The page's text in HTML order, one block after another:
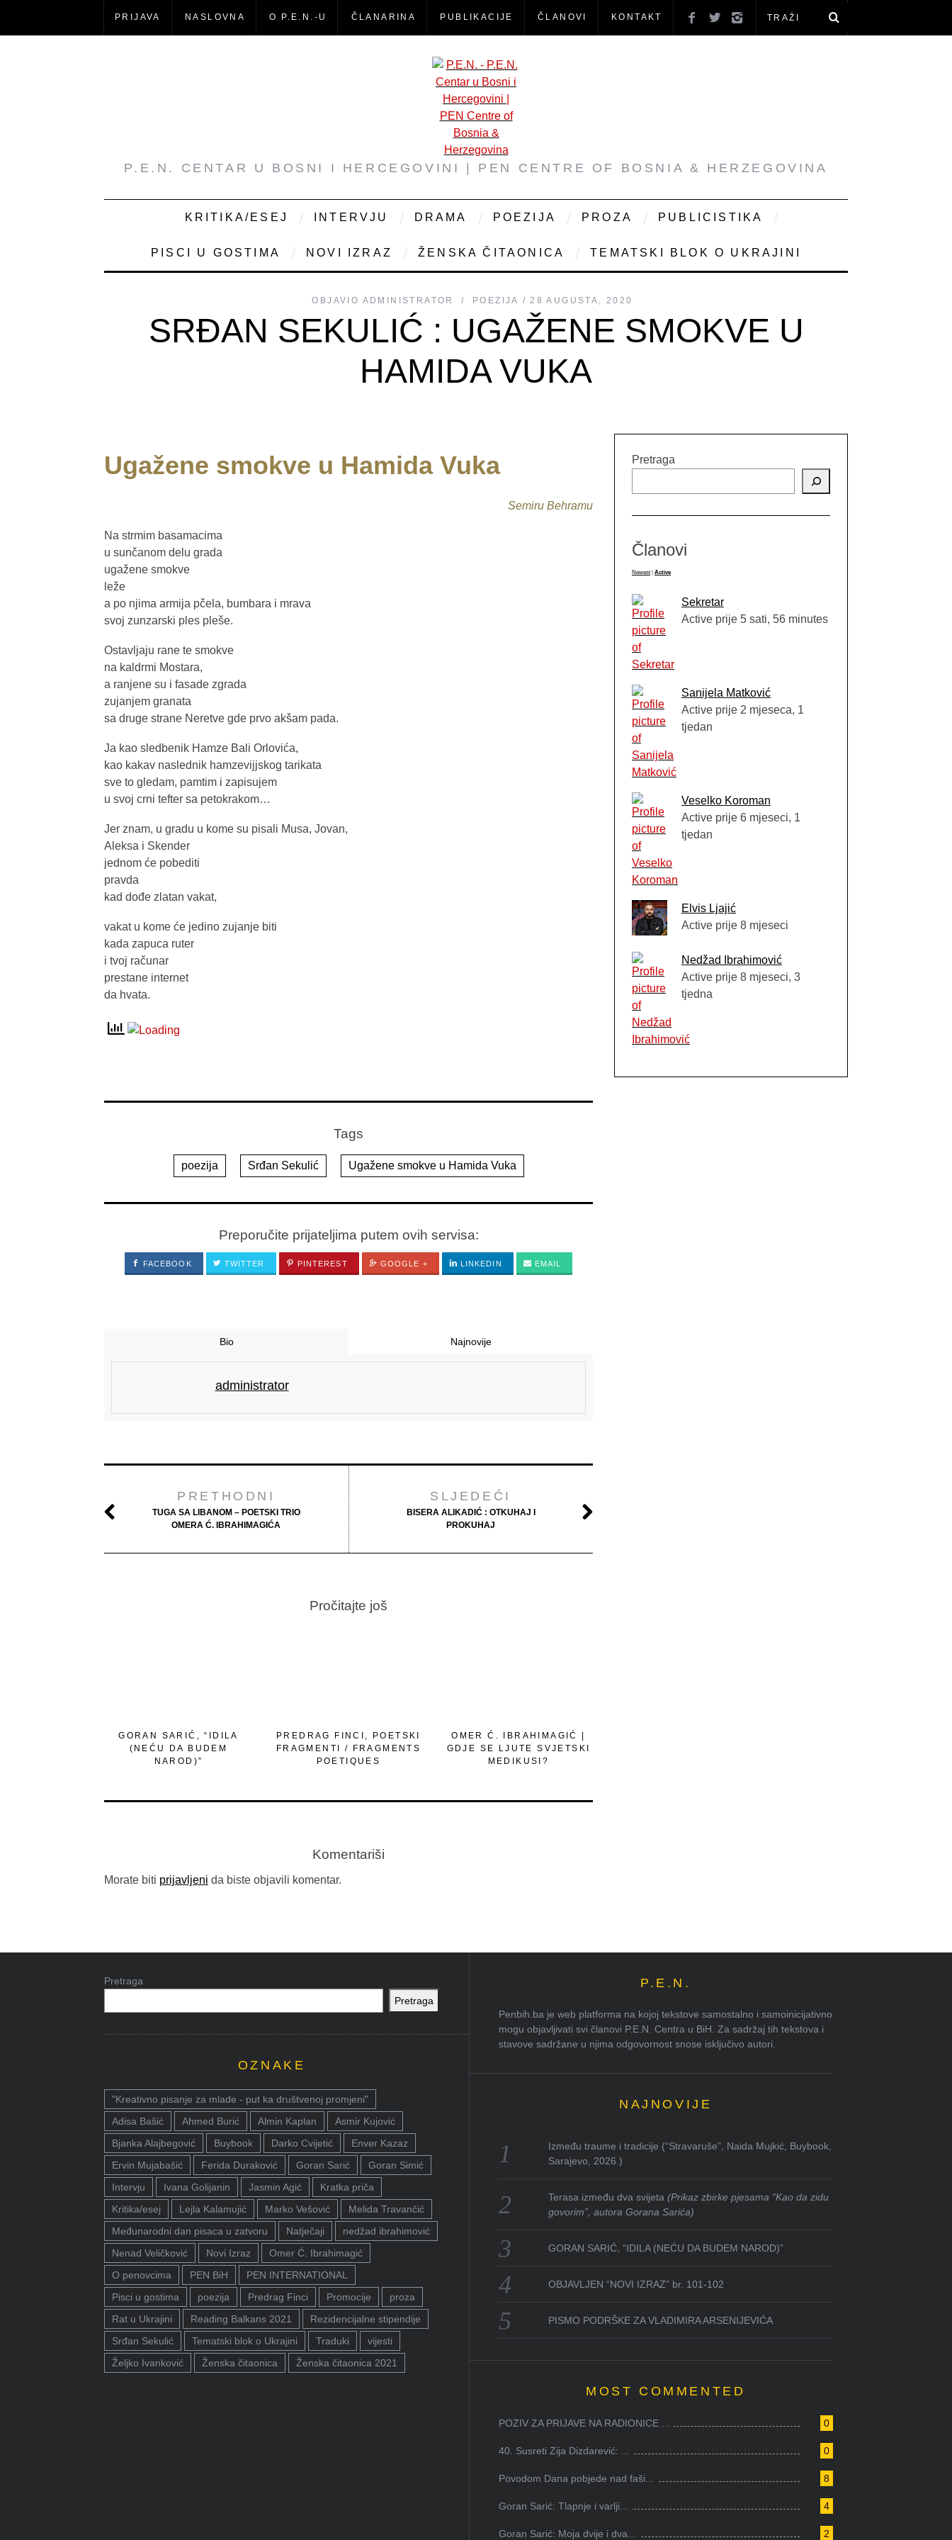
PRIJAVA NASLOVNA O P.E.N.-U ČLANARINA PUBLIKACIJE ČLANOVI KONTAKT
P.E.N. CENTAR U BOSNI I HERCEGOVINI | PEN CENTRE OF BOSNIA & HERZEGOVINA
KRITIKA/ESEJ INTERVJU DRAMA POEZIJA PROZA PUBLICISTIKA
PISCI U GOSTIMA NOVI IZRAZ ŽENSKA ČITAONICA TEMATSKI BLOK O UKRAJINI
OBJAVIO ADMINISTRATOR POEZIJA 28 AUGUSTA, 2020
SRĐAN SEKULIĆ : UGAŽENE SMOKVE U
HAMIDA VUKA
Ugažene smokve u Hamida Vuka
Semiru Behramu
Na strmim basamacima
u sunčanom delu grada
ugažene smokve
leže
a po njima armija pčela, bumbara i mrava
svoj zunzarski ples pleše.
Ostavljaju rane te smokve
na kaldrmi Mostara,
a ranjene su i fasade zgrada
zujanjem granata
sa druge strane Neretve gde prvo akšam pada.
Ja kao sledbenik Hamze Bali Orlovića,
kao kakav naslednik hamzevijjskog tarikata
sve to gledam, pamtim i zapisujem
u svoj crni tefter sa petokrakom…
Jer znam, u gradu u kome su pisali Musa, Jovan,
Aleksa i Skender
jednom će pobediti
pravda
kad dođe zlatan vakat,
vakat u kome će jedino zujanje biti
kada zapuca ruter
i tvoj računar
prestane internet
da hvata.
Tags
poezija Srđan Sekulić Ugažene smokve u Hamida Vuka
Preporučite prijateljima putem ovih servisa:
FACEBOOK TWITTER PINTEREST GOOGLE + LINKEDIN EMAIL
Bio Najnovije
administrator
PRETHODNI
TUGA SA LIBANOM – POETSKI TRIO
OMERA Ć. IBRAHIMAGIĆA
SLJEDEĆI
BISERA ALIKADIĆ : OTKUHAJ I
PROKUHAJ
Pročitajte još
GORAN SARIĆ, “IDILA
(NEĆU DA BUDEM
NAROD)”
PREDRAG FINCI, POETSKI
FRAGMENTI / FRAGMENTS
POETIQUES
OMER Ć. IBRAHIMAGIĆ |
GDJE SE LJUTE SVJETSKI
MEDIKUSI?
Komentariši
Morate biti prijavljeni da biste objavili komentar.
Pretraga
Članovi
Newest Active
Sekretar
Active prije 5 sati, 56 minutes
Sanijela Matković
Active prije 2 mjeseca, 1
tjedan
Veselko Koroman
Active prije 6 mjeseci, 1
tjedan
Elvis Ljajić
Active prije 8 mjeseci
Nedžad Ibrahimović
Active prije 8 mjeseci, 3
tjedna
Pretraga
Pretraga
OZNAKE
"Kreativno pisanje za mlade - put ka društvenoj promjeni"
Adisa Bašić
Ahmed Burić Almin Kaplan
Asmir Kujović
Bjanka Alajbegović
Buybook Darko Cvijetić
Enver Kazaz
Ervin Mujabašić
Ferida Duraković Goran Sarić
Goran Simić
Intervju
Ivana Golijanin Jasmin Agić
Kratka priča
Kritika/esej
Lejla Kalamujić Marko Vešović
Melida Travančić
Međunarodni dan pisaca u zatvoru
Natječaji
nedžad ibrahimović
Nenad Veličković
Novi Izraz
Omer Ć. Ibrahimagić
O penovcima
PEN BiH
PEN INTERNATIONAL
Pisci u gostima
poezija Predrag Finci Promocije
proza
Rat u Ukrajini
Reading Balkans 2021
Rezidencijalne stipendije
Srđan Sekulić
Tematski blok o Ukrajini Traduki
vijesti
Željko Ivanković
Ženska čitaonica Ženska čitaonica 2021
P.E.N.
Penbih.ba je web platforma na kojoj tekstove samostalno i samoinicijativno
mogu objavljivati svi članovi P.E.N. Centra u BiH. Za sadržaj tih tekstova i
stavove sadržane u njima odgovornost snose isključivo autori.
NAJNOVIJE
Između traume i tradicije (“Stravaruše”, Naida Mujkić, Buybook,
Sarajevo, 2026.)
Terasa između dva svijeta(Prikaz zbirke pjesama “Kao da zidu
govorim”, autora Gorana Sarića)
GORAN SARIĆ, “IDILA (NEĆU DA BUDEM NAROD)”
OBJAVLJEN “NOVI IZRAZ” br. 101-102
PISMO PODRŠKE ZA VLADIMIRA ARSENIJEVIĆA
MOST COMMENTED
0
POZIV ZA PRIJAVE NA RADIONICE ...
0
40. Susreti Zija Dizdarević: ...
8
Povodom Dana pobjede nad faši...
4
Goran Sarić: Tlapnje i varlji...
2
Goran Sarić: Moja dvije i dva...